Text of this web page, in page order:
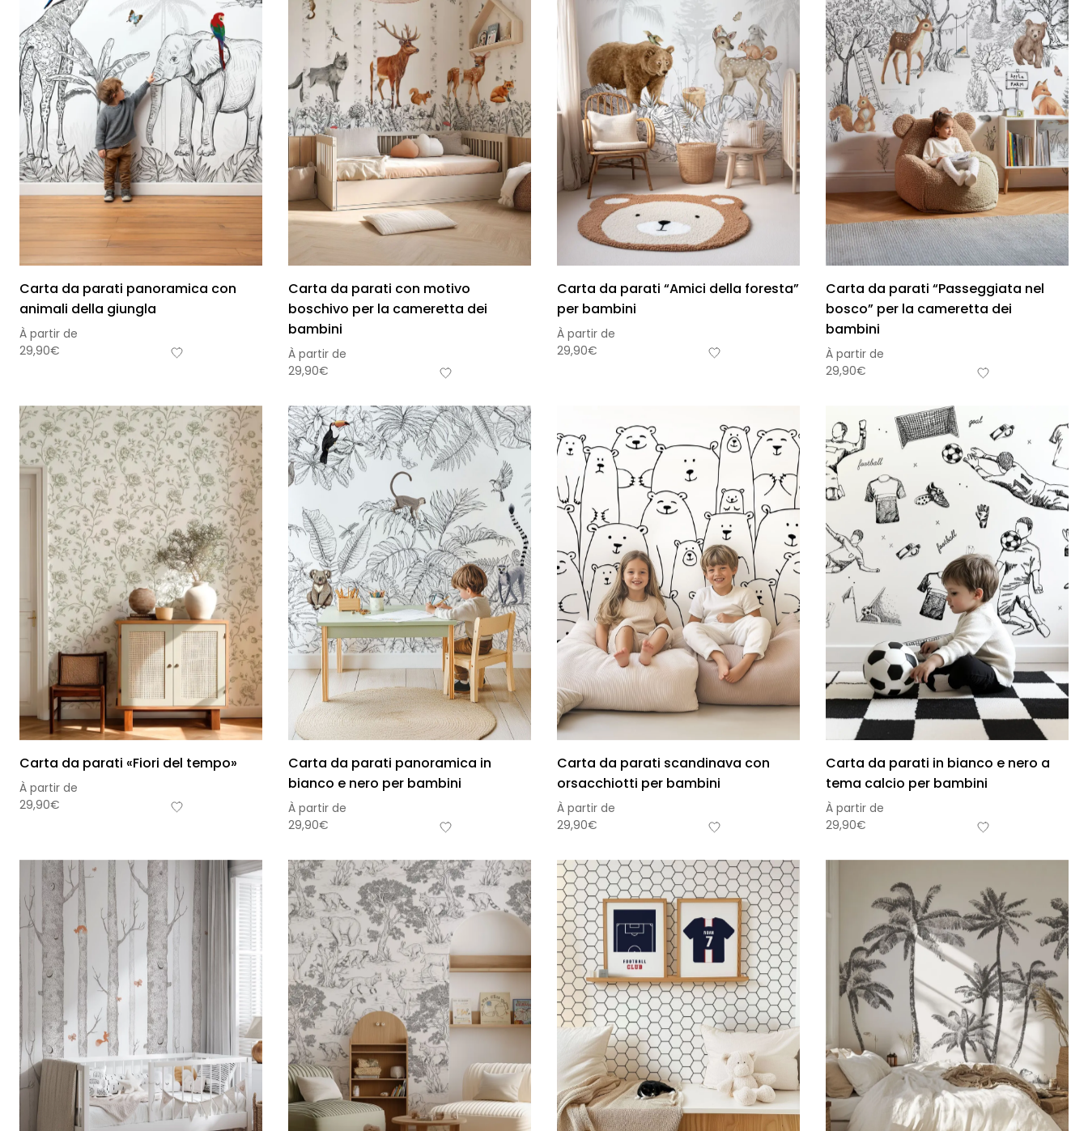
Foglie
Nuvole
Auto
Astronomia
Carta da parati panoramica con
animali della giungla
À partir de
29,90€
Carta da parati con motivo
boschivo per la cameretta dei
bambini
À partir de
29,90€
Carta da parati “Amici della foresta”
per bambini
À partir de
29,90€
Carta da parati “Passeggiata nel
bosco” per la cameretta dei
bambini
À partir de
29,90€
Carta da parati «Fiori del tempo»
À partir de
29,90€
Carta da parati panoramica in
bianco e nero per bambini
À partir de
29,90€
Carta da parati scandinava con
orsacchiotti per bambini
À partir de
29,90€
Carta da parati in bianco e nero a
tema calcio per bambini
À partir de
29,90€